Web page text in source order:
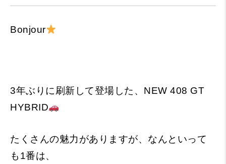
Bonjour
3年ぶりに刷新して登場した、NEW 408 GT
HYBRID
たくさんの魅力がありますが、なんといって
も1番は、